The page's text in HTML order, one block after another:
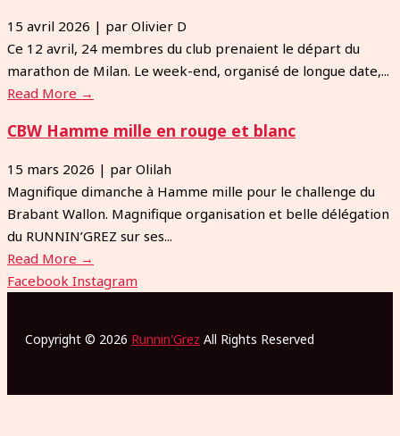
15 avril 2026 | par Olivier D
Ce 12 avril, 24 membres du club prenaient le départ du
marathon de Milan. Le week-end, organisé de longue date,...
Read More →
CBW Hamme mille en rouge et blanc
15 mars 2026 | par Olilah
Magnifique dimanche à Hamme mille pour le challenge du
Brabant Wallon. Magnifique organisation et belle délégation
du RUNNIN’GREZ sur ses...
Read More →
Facebook Instagram
Copyright © 2026 Runnin'Grez All Rights Reserved